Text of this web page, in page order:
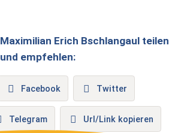
Maximilian Erich Bschlangaulteilen
und empfehlen:
Facebook Twitter
Telegram Url/Link kopieren